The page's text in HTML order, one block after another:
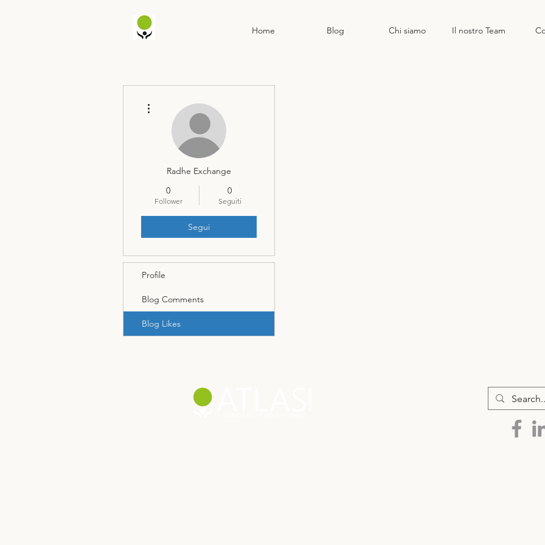
Home Blog Chi siamo Il nostro Team
Radhe Exchange
0
Follower
0
Seguiti
Segui
Profile
Blog Comments
Blog Likes